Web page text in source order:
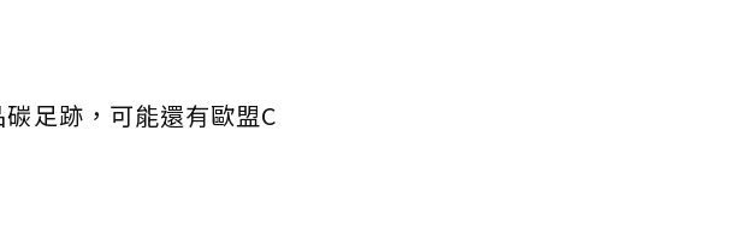
足跡，可能還有歐盟C